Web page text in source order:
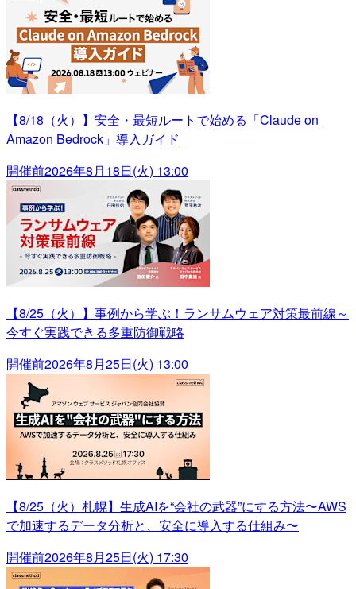
【8/18（火）】安全・最短ルートで始める「Claude on
Amazon Bedrock」導入ガイド
開催前2026年8月18日(火) 13:00
【8/25（火）】事例から学ぶ！ランサムウェア対策最前線～
今すぐ実践できる多重防御戦略
開催前2026年8月25日(火) 13:00
【8/25（火）札幌】生成AIを“会社の武器”にする方法〜AWS
で加速するデータ分析と、安全に導入する仕組み〜
開催前2026年8月25日(火) 17:30